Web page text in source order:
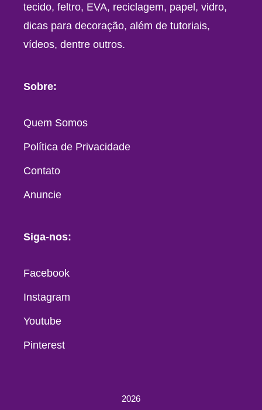
tecido, feltro, EVA, reciclagem, papel, vidro,
dicas para decoração, além de tutoriais,
vídeos, dentre outros.
Sobre:
Quem Somos
Política de Privacidade
Contato
Anuncie
Siga-nos:
Facebook
Instagram
Youtube
Pinterest
2026